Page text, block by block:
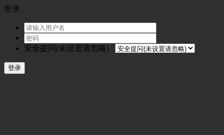
登录
安全提问(未设置请忽略)
登录